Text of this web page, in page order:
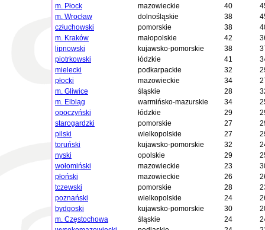
m. Płock
mazowieckie 40
m. Wrocław
dolnośląskie 38
człuchowski
pomorskie 38
m. Kraków
małopolskie 42
lipnowski
kujawsko-pomorskie 38
piotrkowski
łódzkie 41
mielecki
podkarpackie 32
płocki
mazowieckie 34
m. Gliwice
śląskie 28
m. Elbląg
warmińsko-mazurskie 34
opoczyński
łódzkie 29
starogardzki
pomorskie 27
pilski
wielkopolskie 27
toruński
kujawsko-pomorskie 32
nyski
opolskie 29
wołomiński
mazowieckie 23
płoński
mazowieckie 26
tczewski
pomorskie 28
poznański
wielkopolskie 24
bydgoski
kujawsko-pomorskie 30
m. Częstochowa
śląskie 24